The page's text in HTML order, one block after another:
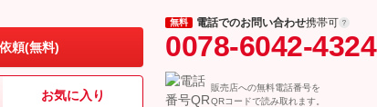
頼(無料)
お気に入り
無料 電話でのお問い合わせ携帯可
0078-6042-4324
販売店への無料電話番号を
QRコードで読み取れます。